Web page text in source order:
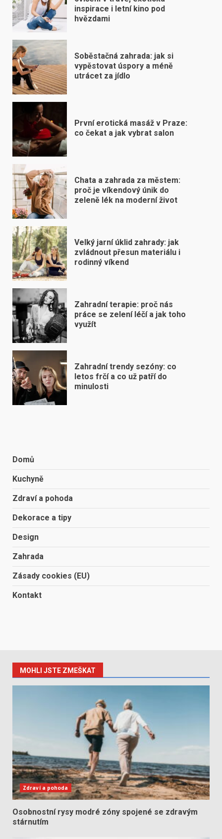
inspirace i letní kino pod
hvězdami
Soběstačná zahrada: jak si
vypěstovat úspory a méně
utrácet za jídlo
První erotická masáž v Praze:
co čekat a jak vybrat salon
Chata a zahrada za městem:
proč je víkendový únik do
zeleně lék na moderní život
Velký jarní úklid zahrady: jak
zvládnout přesun materiálu i
rodinný víkend
Zahradní terapie: proč nás
práce se zelení léčí a jak toho
využít
Zahradní trendy sezóny: co
letos frčí a co už patří do
minulosti
Domů
Kuchyně
Zdraví a pohoda
Dekorace a tipy
Design
Zahrada
Zásady cookies (EU)
Kontakt
MOHLI JSTE ZMEŠKAT
Zdraví a pohoda
Osobnostní rysy modré zóny spojené se zdravým
stárnutím